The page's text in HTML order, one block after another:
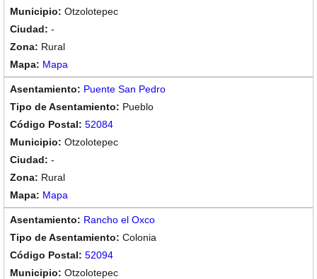
Otzolotepec
-
Rural
Mapa
Puente San Pedro
Pueblo
52084
Otzolotepec
-
Rural
Mapa
Rancho el Oxco
Colonia
52094
Otzolotepec